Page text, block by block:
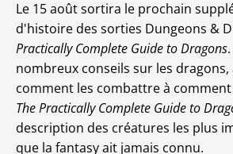
Le 15 août sortira le prochain
d'histoire des sorties Dungeons &
Practically Complete Guide to Dragons
nombreux conseils sur les
comment les combattre à
The Practically Complete Guide to
description des créatures les plus
que la fantasy ait jamais connu.